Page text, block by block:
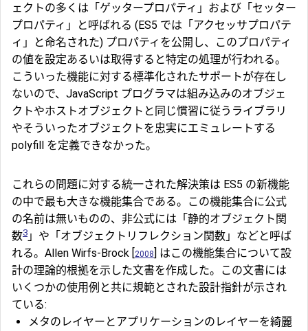
ェクトの多くは「ゲッタープロパティ」および「セッター
プロパティ」と呼ばれる (ES5 では「アクセッサプロパテ
ィ」と命名された) プロパティを公開し、このプロパティ
の値を設定あるいは取得すると特定の処理が行われる。
こういった機能に対する標準化されたサポートが存在し
ないので、JavaScript プログラマは組み込みのオブジェ
クトやホストオブジェクトと同じ慣習に従うライブラリ
やそういったオブジェクトを忠実にエミュレートする
polyfill を定義できなかった。
これらの問題に対する統一された解決策は ES5 の新機能
の中で最も大きな機能集合である。この機能集合に公式
の名前は無いものの、非公式には「静的オブジェクト関
数3 」や「オブジェクトリフレクション関数」などと呼ば
れる。Allen Wirfs-Brock [2008] はこの機能集合について設
計の理論的根拠を示した文書を作成した。この文書には
いくつかの使用例と共に規範とされた設計指針が示され
ている:
メタのレイヤーとアプリケーションのレイヤーを綺麗